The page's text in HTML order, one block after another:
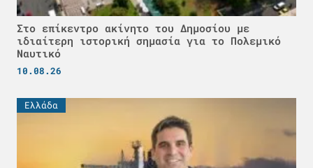
Στο επίκεντρο ακίνητο του Δημοσίου με
ιδιαίτερη ιστορική σημασία για το Πολεμικό
Ναυτικό
10.08.26
Ελλάδα